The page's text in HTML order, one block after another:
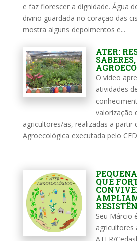
e faz florescer a dignidade. Água
divino guardada no coração das
mostra alguns depoimentos e...
ATER:
O vídeo
atividades
valorização
agricultores/as, realizadas a partir
Agroecológica executada pelo
QUE
Seu Márcio
agricultores